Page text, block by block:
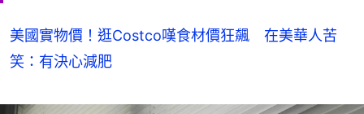
美國實物價！逛Costco嘆食材價狂飆 在美華人苦
笑：有決心減肥